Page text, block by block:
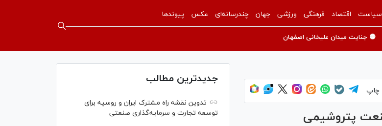
سیاست اقتصاد فرهنگی ورزشی جهان چندرسانه‌ای عکس پیوندها
🟡 جنایت میدان علیخانی اصفهان
چاپ
جدیدترین مطالب
تدوین نقشه راه مشترک ایران و روسیه برای
توسعه تجارت و سرمایه‌گذاری صنعتی